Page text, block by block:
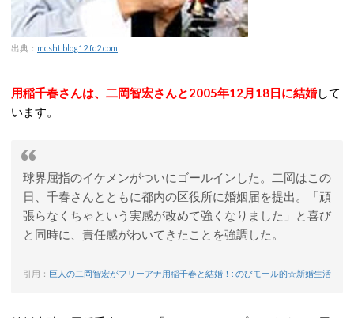
出典： mcsht.blog12.fc2.com
用稲千春さんは、二岡智宏さんと2005年12月18日に結婚して
います。
球界屈指のイケメンがついにゴールインした。二岡はこの
日、千春さんとともに都内の区役所に婚姻届を提出。「頑
張らなくちゃという実感が改めて強くなりました」と喜び
と同時に、責任感がわいてきたことを強調した。
引用： 巨人の二岡智宏がフリーアナ用稲千春と結婚！: のびモール的☆新婚生活